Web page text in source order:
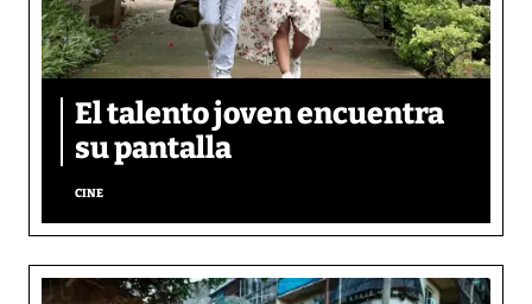
El talento joven encuentra
su pantalla​
CINE